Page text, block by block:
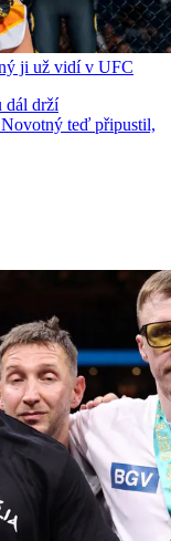
ji už vidí v UFC
dál drží
teď připustil,